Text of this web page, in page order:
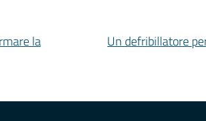
la
Un defribillatore